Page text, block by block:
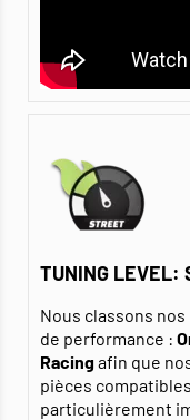
TUNING LEVEL:
Nous classons
de performance :
Racingafin que
pièces
particulièrement